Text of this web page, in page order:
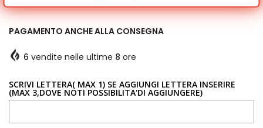
PAGAMENTO ANCHE ALLA CONSEGNA
6 vendite nelle ultime 8 ore
SCRIVI LETTERA( MAX 1) SE AGGIUNGI LETTERA INSERIRE
(MAX 3,DOVE NOTI POSSIBILITA'DI AGGIUNGERE)